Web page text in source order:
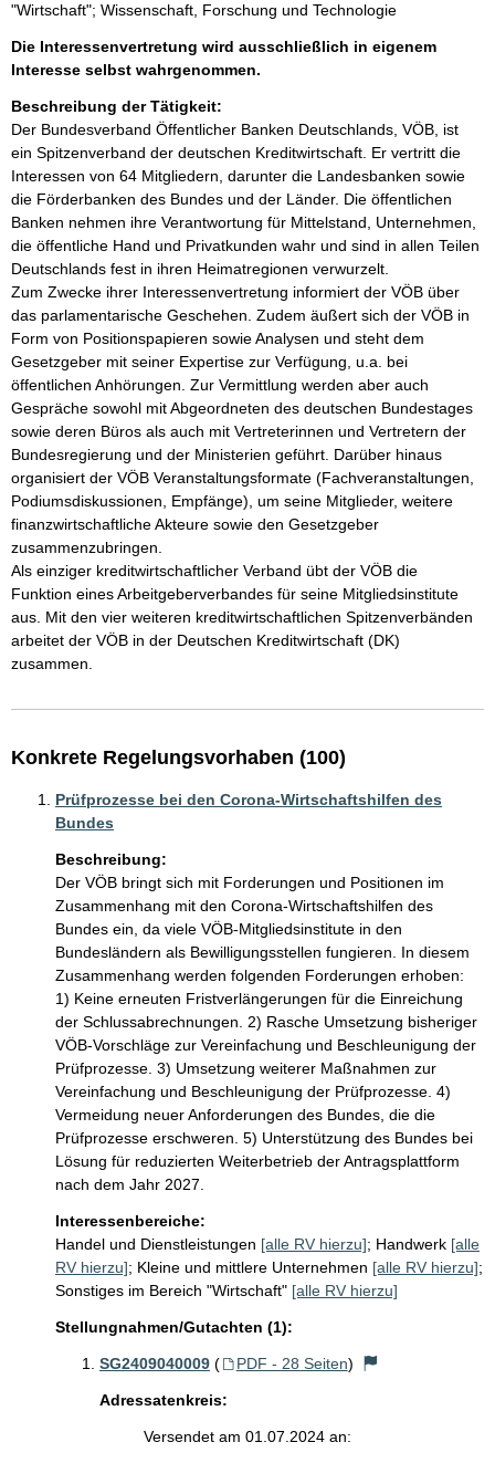
"Wirtschaft"; Wissenschaft, Forschung und Technologie
Die Interessenvertretung wird ausschließlich in eigenem
Interesse selbst wahrgenommen.
Beschreibung der Tätigkeit:
Der Bundesverband Öffentlicher Banken Deutschlands, VÖB, ist
ein Spitzenverband der deutschen Kreditwirtschaft. Er vertritt die
Interessen von 64 Mitgliedern, darunter die Landesbanken sowie
die Förderbanken des Bundes und der Länder. Die öffentlichen
Banken nehmen ihre Verantwortung für Mittelstand, Unternehmen,
die öffentliche Hand und Privatkunden wahr und sind in allen Teilen
Deutschlands fest in ihren Heimatregionen verwurzelt.
Zum Zwecke ihrer Interessenvertretung informiert der VÖB über
das parlamentarische Geschehen. Zudem äußert sich der VÖB in
Form von Positionspapieren sowie Analysen und steht dem
Gesetzgeber mit seiner Expertise zur Verfügung, u.a. bei
öffentlichen Anhörungen. Zur Vermittlung werden aber auch
Gespräche sowohl mit Abgeordneten des deutschen Bundestages
sowie deren Büros als auch mit Vertreterinnen und Vertretern der
Bundesregierung und der Ministerien geführt. Darüber hinaus
organisiert der VÖB Veranstaltungsformate (Fachveranstaltungen,
Podiumsdiskussionen, Empfänge), um seine Mitglieder, weitere
finanzwirtschaftliche Akteure sowie den Gesetzgeber
zusammenzubringen.
Als einziger kreditwirtschaftlicher Verband übt der VÖB die
Funktion eines Arbeitgeberverbandes für seine Mitgliedsinstitute
aus. Mit den vier weiteren kreditwirtschaftlichen Spitzenverbänden
arbeitet der VÖB in der Deutschen Kreditwirtschaft (DK)
Konkrete Regelungsvorhaben (100)
Prüfprozesse bei den Corona-Wirtschaftshilfen des
Bundes
Beschreibung:
Der VÖB bringt sich mit Forderungen und Positionen im
Zusammenhang mit den Corona-Wirtschaftshilfen des
Bundes ein, da viele VÖB-Mitgliedsinstitute in den
Bundesländern als Bewilligungsstellen fungieren. In diesem
Zusammenhang werden folgenden Forderungen erhoben:
1) Keine erneuten Fristverlängerungen für die Einreichung
der Schlussabrechnungen. 2) Rasche Umsetzung bisheriger
VÖB-Vorschläge zur Vereinfachung und Beschleunigung der
Prüfprozesse. 3) Umsetzung weiterer Maßnahmen zur
Vereinfachung und Beschleunigung der Prüfprozesse. 4)
Vermeidung neuer Anforderungen des Bundes, die die
Prüfprozesse erschweren. 5) Unterstützung des Bundes bei
Lösung für reduzierten Weiterbetrieb der Antragsplattform
nach dem Jahr 2027.
Interessenbereiche:
Handel und Dienstleistungen [alle RV hierzu]; Handwerk [alle
RV hierzu]; Kleine und mittlere Unternehmen [alle RV hierzu];
Sonstiges im Bereich "Wirtschaft" [alle RV hierzu]
Stellungnahmen/Gutachten (1):
SG2409040009 ( PDF - 28 Seiten)
Adressatenkreis:
Versendet am 01.07.2024 an: